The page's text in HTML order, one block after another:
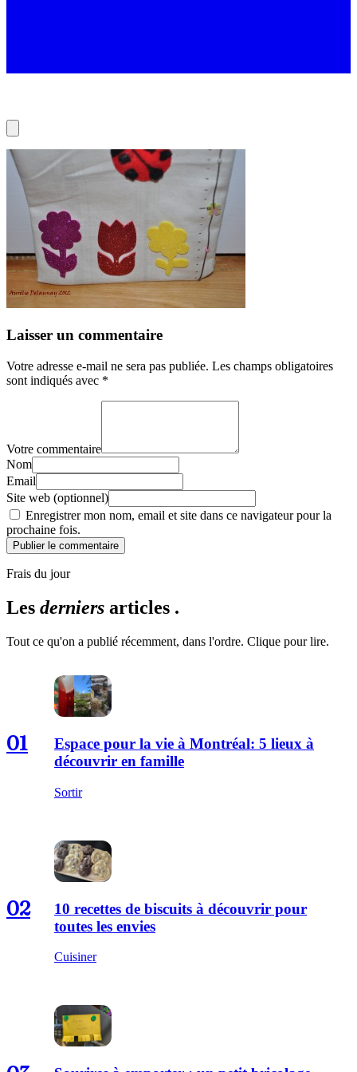
Laisser un commentaire
Votre adresse e-mail ne sera pas publiée. Les champs obligatoires
sont indiqués avec *
Votre commentaire
Nom
Email
Site web (optionnel)
Enregistrer mon nom, email et site dans ce navigateur pour la
prochaine fois.
Publier le commentaire
Frais du jour
Les derniers articles .
Tout ce qu'on a publié récemment, dans l'ordre. Clique pour lire.
01
Espace pour la vie à Montréal: 5 lieux à
découvrir en famille
Sortir
02
10 recettes de biscuits à découvrir pour
toutes les envies
Cuisiner